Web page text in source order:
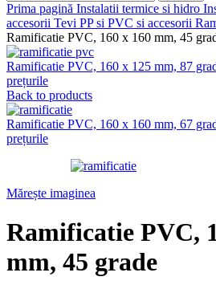
Prima pagină Instalatii termice si hidro
accesorii Tevi PP si PVC si accesorii
Ramificatie PVC, 160 x 160 mm, 45
Ramificatie PVC, 160 x 125 mm, 87
prețurile
Back to products
Ramificatie PVC, 160 x 160 mm, 67
prețurile
Mărește imaginea
Ramificatie PVC,
mm, 45 grade